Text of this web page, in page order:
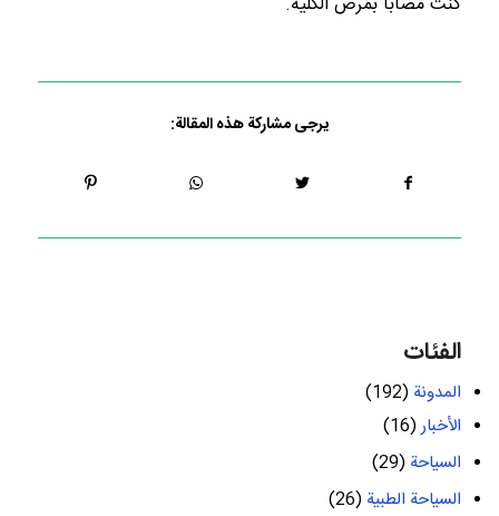
يرجى مشاركة هذه المقالة:
الفئات
المدونة (192)
الأخبار(16)
السياحة (29)
السياحة الطبية (26)